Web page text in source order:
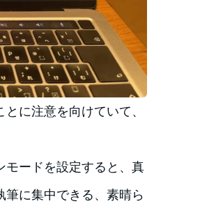
に注意を向けていて、
モードを設定すると、真
筆に集中できる、素晴ら